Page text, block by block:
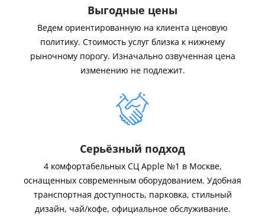
Выгодные цены
Ведем ориентированную на клиента ценовую
политику. Стоимость услуг близка к нижнему
рыночному порогу. Изначально озвученная цена
изменению не подлежит.
Серьёзный подход
4 комфортабельных СЦ Apple №1 в Москве,
оснащенных современным оборудованием. Удобная
транспортная доступность, парковка, стильный
дизайн, чай/кофе, официальное обслуживание.